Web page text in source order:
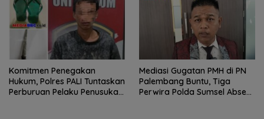
Komitmen Penegakan
Hukum, Polres PALI Tuntaskan
Perburuan Pelaku Penusukan
Mediasi Gugatan PMH di PN
Palembang Buntu, Tiga
Perwira Polda Sumsel Absen,